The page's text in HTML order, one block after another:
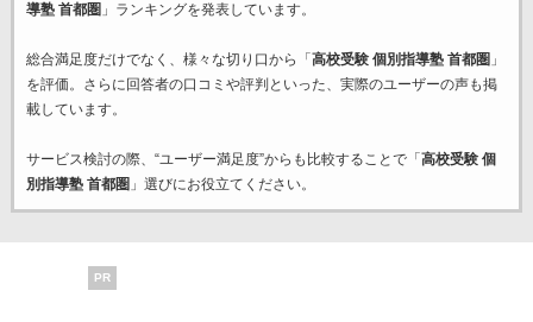
導塾 首都圏 」ランキングを発表しています。
総合満足度だけでなく、様々な切り口から「 高校受験 個別指導塾 首都圏 」
を評価。さらに回答者の口コミや評判といった、実際のユーザーの声も掲
載しています。
サービス検討の際、“ユーザー満足度”からも比較することで「 高校受験 個
別指導塾 首都圏 」選びにお役立てください。
PR